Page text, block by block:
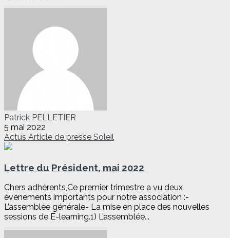
Patrick PELLETIER
5 mai 2022
Actus Article de presse Soleil
Lettre du Président, mai 2022
Chers adhérents,Ce premier trimestre a vu deux
événements importants pour notre association :-
L’assemblée générale- La mise en place des nouvelles
sessions de E-learning.1) L’assemblée...